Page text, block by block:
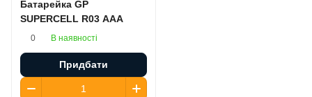
Батарейка GP
SUPERCELL R03 AAA
0 В наявності
Придбати